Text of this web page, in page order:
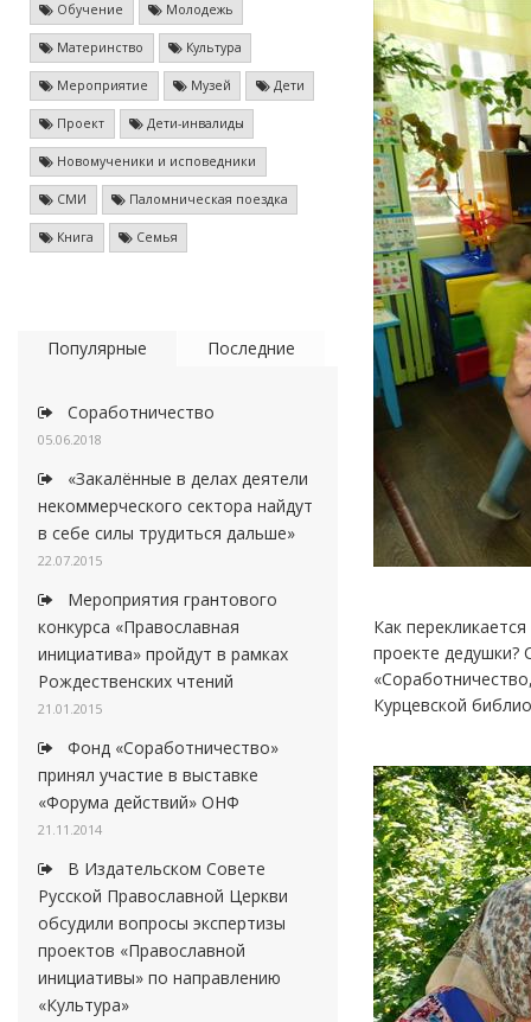
Обучение Молодежь
Материнство Культура
Мероприятие Музей Дети
Проект Дети-инвалиды
Новомученики и исповедники
СМИ Паломническая поездка
Книга Семья
Популярные Последние
Соработничество
05.06.2018
«Закалённые в делах деятели
некоммерческого сектора найдут
в себе силы трудиться дальше»
22.07.2015
Мероприятия грантового
конкурса «Православная
инициатива» пройдут в рамках
Рождественских чтений
21.01.2015
Фонд «Соработничество»
принял участие в выставке
«Форума действий» ОНФ
21.11.2014
В Издательском Совете
Русской Православной Церкви
обсудили вопросы экспертизы
проектов «Православной
инициативы» по направлению
«Культура»
Как
проекте дедушки?
Курцевской